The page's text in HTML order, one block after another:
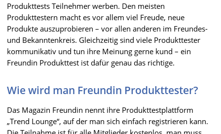
Produkttests Teilnehmer werben. Den meisten
Produkttestern macht es vor allem viel Freude, neue
Produkte auszuprobieren – vor allen anderen im Freundes-
und Bekanntenkreis. Gleichzeitig sind viele Produkttester
kommunikativ und tun ihre Meinung gerne kund – ein
Freundin Produkttest ist dafür genau das richtige.
Wie wird man Freundin Produkttester?
Das Magazin Freundin nennt ihre Produkttestplattform
„Trend Lounge“, auf der man sich einfach registrieren kann.